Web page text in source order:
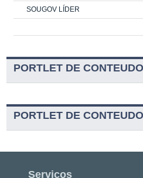
SOUGOV LÍDER
PORTLET DE
PORTLET DE
Serviços